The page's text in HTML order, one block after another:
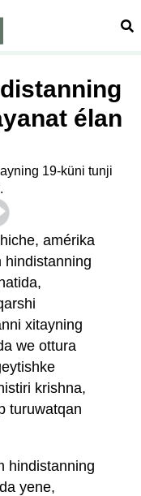
élan
amérika
hindistanning
xitayning
we ottura
krishna,
turuwatqan
hindistanning
yene,